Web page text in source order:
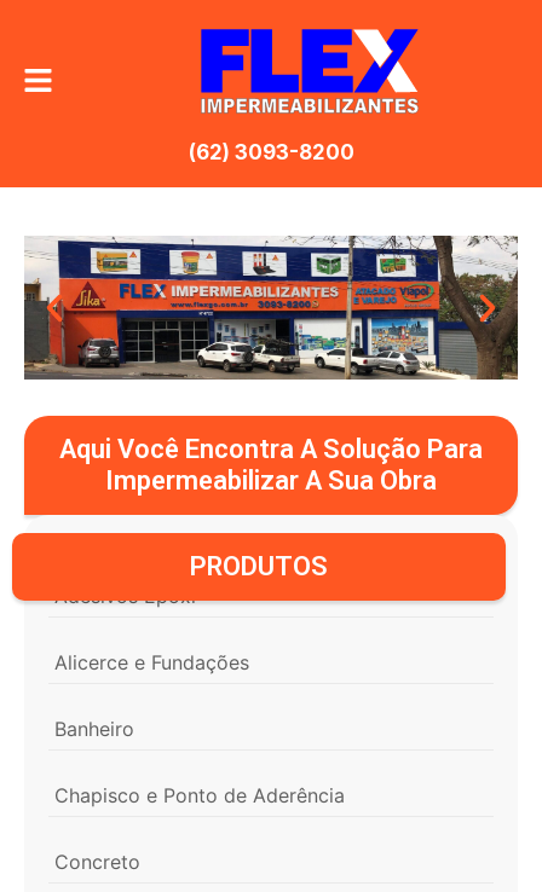
(62) 3093-8200
Aqui Você Encontra A Solução Para
Impermeabilizar A Sua Obra
PRODUTOS
Adesivos Epoxi
Alicerce e Fundações
Banheiro
Chapisco e Ponto de Aderência
Concreto